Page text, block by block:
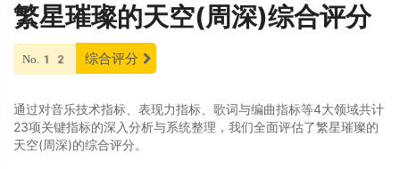
繁星璀璨的天空(周深)综合评分
No.12 综合评分
通过对音乐技术指标、表现力指标、歌词与编曲指标等4大领域共计
23项关键指标的深入分析与系统整理，我们全面评估了繁星璀璨的
天空(周深)的综合评分。